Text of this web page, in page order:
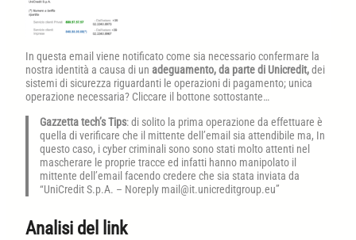
In questa email viene notificato come sia necessario confermare la
nostra identità a causa di un adeguamento, da parte di Unicredit,dei
sistemi di sicurezza riguardanti le operazioni di pagamento; unica
operazione necessaria? Cliccare il bottone sottostante…
Gazzetta tech’s Tips: di solito la prima operazione da effettuare è
quella di verificare che il mittente dell’email sia attendibile ma, In
questo caso, i cyber criminali sono sono stati molto attenti nel
mascherare le proprie tracce ed infatti hanno manipolato il
mittente dell’email facendo credere che sia stata inviata da
“UniCredit S.p.A. – Noreply mail@it.unicreditgroup.eu”
Analisi del link